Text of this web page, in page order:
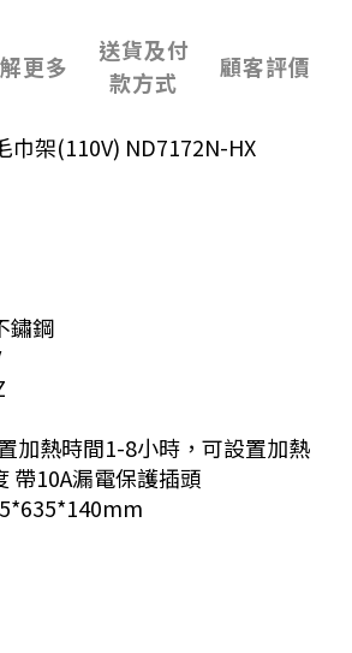
更多
送貨及付
款方式
顧客評價
巾架(110V) ND7172N-HX
鏽鋼
加熱時間1-8小時，可設置加熱
帶10A漏電保護插頭